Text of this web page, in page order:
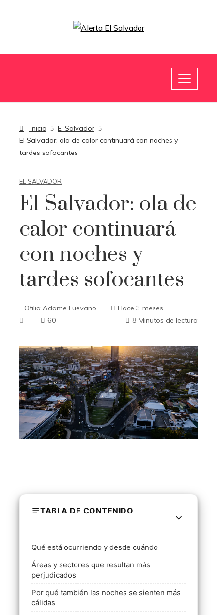
Inicio
El Salvador
El Salvador: ola de calor continuará con noches y
tardes sofocantes
EL SALVADOR
El Salvador: ola de
calor continuará
con noches y
tardes sofocantes
Otilia Adame Luevano
Hace 3 meses
60
8 Minutos de lectura
TABLA DE CONTENIDO
Qué está ocurriendo y desde cuándo
Áreas y sectores que resultan más
perjudicados
Por qué también las noches se sienten más
cálidas